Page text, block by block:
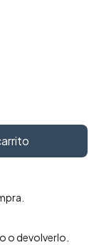
o devolverlo.